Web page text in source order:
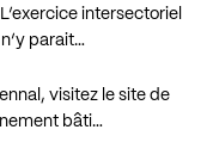
intersectoriel
parait…
visitez le site de
bâti…